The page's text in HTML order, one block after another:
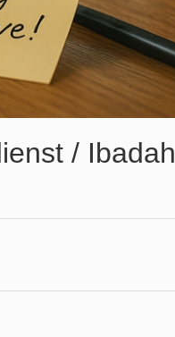
/ Ibadah